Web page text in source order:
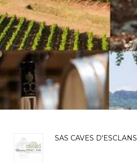
SAS CAVES D'ESCLANS